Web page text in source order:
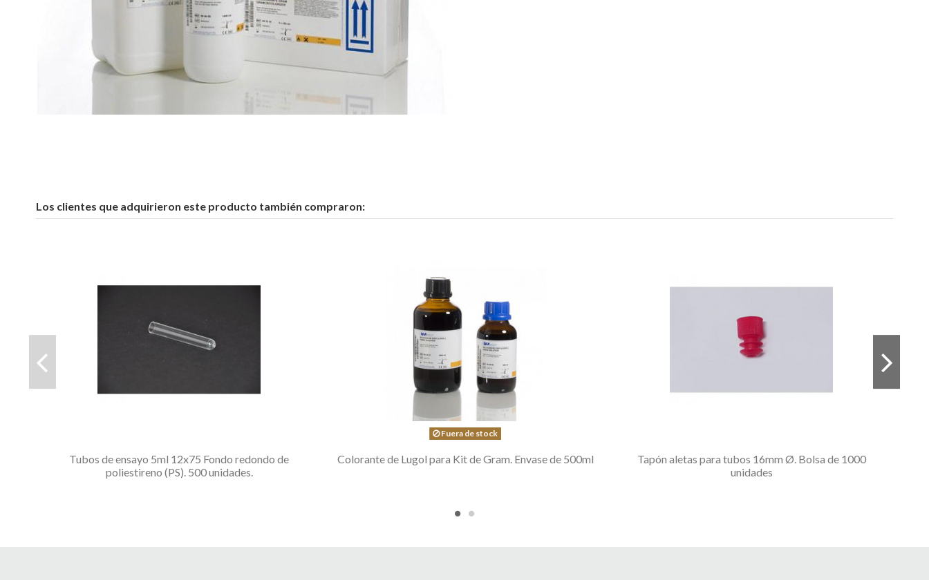
Los clientes que adquirieron este producto también compraron:
Tubos de ensayo 5ml 12x75 Fondo redondo de
poliestireno (PS). 500 unidades.
Fuera de stock
Colorante de Lugol para Kit de Gram. Envase de 500ml
Tapón aletas para tubos 16mm Ø. Bolsa de 1000
unidades